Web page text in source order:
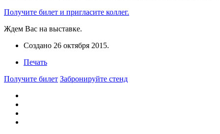
Получите билет и пригласите коллег.
Ждем Вас на выставке.
Создано 26 октября 2015.
Печать
Получите билет Забронируйте стенд